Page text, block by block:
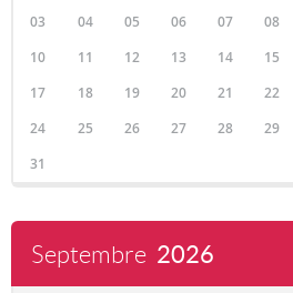
03
04 05 06 07 08
10
11 12 13 14 15
17
18 19 20 21 22
24
25 26 27 28 29
31
Septembre 2026